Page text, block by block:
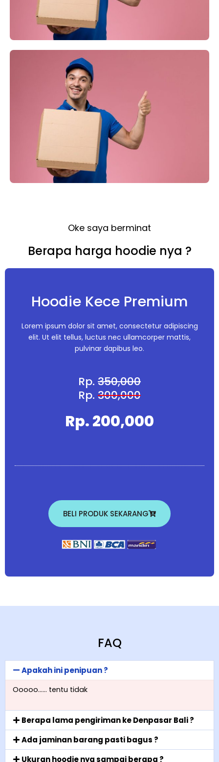
Oke saya berminat
Berapa harga hoodie nya ?
Hoodie Kece Premium
Lorem ipsum dolor sit amet, consectetur adipiscing
elit. Ut elit tellus, luctus nec ullamcorper mattis,
pulvinar dapibus leo.
Rp. 350,000
Rp. 300,000
Rp. 200,000
BELI PRODUK SEKARANG
FAQ
Apakah ini penipuan ?
Ooooo…… tentu tidak
Berapa lama pengiriman ke Denpasar Bali ?
Ada jaminan barang pasti bagus ?
Ukuran hoodie nya sampai berapa ?